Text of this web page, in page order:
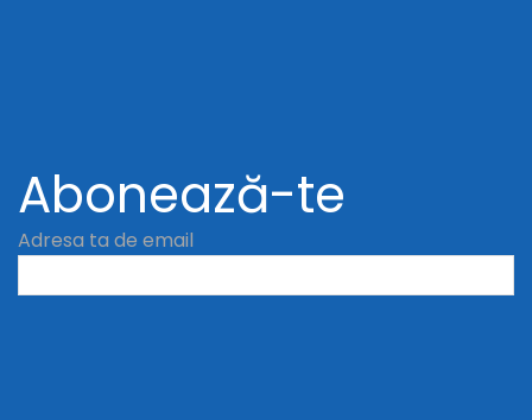
Abonează-te
Adresa ta de email